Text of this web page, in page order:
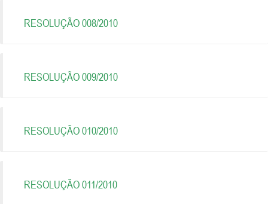
RESOLUÇÃO 008/2010
RESOLUÇÃO 009/2010
RESOLUÇÃO 010/2010
RESOLUÇÃO 011/2010